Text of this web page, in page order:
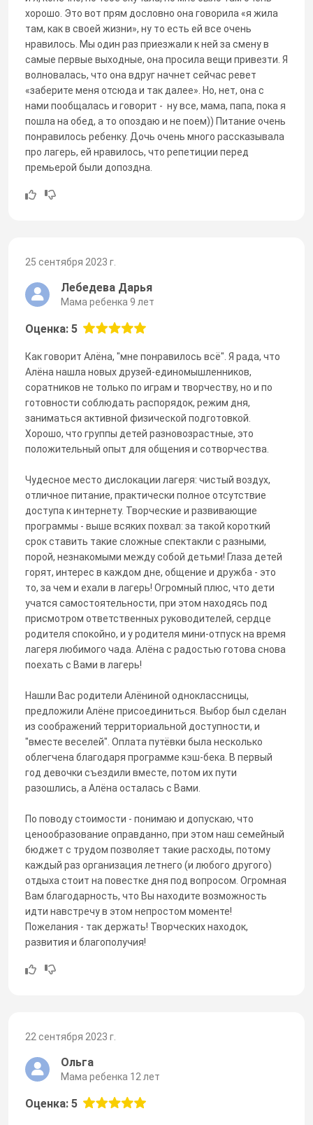
хорошо. Это вот прям дословно она говорила «я жила
там, как в своей жизни», ну то есть ей все очень
нравилось. Мы один раз приезжали к ней за смену в
самые первые выходные, она просила вещи привезти. Я
волновалась, что она вдруг начнет сейчас ревет
«заберите меня отсюда и так далее». Но, нет, она с
нами пообщалась и говорит - ну все, мама, папа, пока я
пошла на обед, а то опоздаю и не поем)) Питание очень
понравилось ребенку. Дочь очень много рассказывала
про лагерь, ей нравилось, что репетиции перед
премьерой были допоздна.
25 сентября 2023 г.
Лебедева Дарья
Мама ребенка 9 лет
Оценка: 5
Как говорит Алёна, "мне понравилось всё". Я рада, что
Алёна нашла новых друзей-единомышленников,
соратников не только по играм и творчеству, но и по
готовности соблюдать распорядок, режим дня,
заниматься активной физической подготовкой.
Хорошо, что группы детей разновозрастные, это
положительный опыт для общения и сотворчества.
Чудесное место дислокации лагеря: чистый воздух,
отличное питание, практически полное отсутствие
доступа к интернету. Творческие и развивающие
программы - выше всяких похвал: за такой короткий
срок ставить такие сложные спектакли с разными,
порой, незнакомыми между собой детьми! Глаза детей
горят, интерес в каждом дне, общение и дружба - это
то, за чем и ехали в лагерь! Огромный плюс, что дети
учатся самостоятельности, при этом находясь под
присмотром ответственных руководителей, сердце
родителя спокойно, и у родителя мини-отпуск на время
лагеря любимого чада. Алёна с радостью готова снова
поехать с Вами в лагерь!
Нашли Вас родители Алёниной одноклассницы,
предложили Алёне присоединиться. Выбор был сделан
из соображений территориальной доступности, и
"вместе веселей". Оплата путёвки была несколько
облегчена благодаря программе кэш-бека. В первый
год девочки съездили вместе, потом их пути
разошлись, а Алёна осталась с Вами.
По поводу стоимости - понимаю и допускаю, что
ценообразование оправданно, при этом наш семейный
бюджет с трудом позволяет такие расходы, потому
каждый раз организация летнего (и любого другого)
отдыха стоит на повестке дня под вопросом. Огромная
Вам благодарность, что Вы находите возможность
идти навстречу в этом непростом моменте!
Пожелания - так держать! Творческих находок,
развития и благополучия!
22 сентября 2023 г.
Ольга
Мама ребенка 12 лет
Оценка: 5